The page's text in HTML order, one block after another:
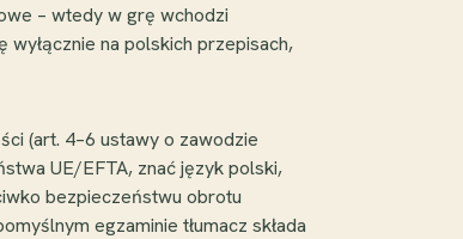
– wtedy w grę wchodzi
na polskich przepisach,
(art. 4–6 ustawy o zawodzie
UE/EFTA, znać język polski,
bezpieczeństwu obrotu
egzaminie tłumacz składa